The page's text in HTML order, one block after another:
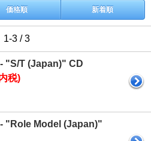
価格順 新着順
1-3 / 3
"S/T (Japan)" CD
税)
"Role Model (Japan)"